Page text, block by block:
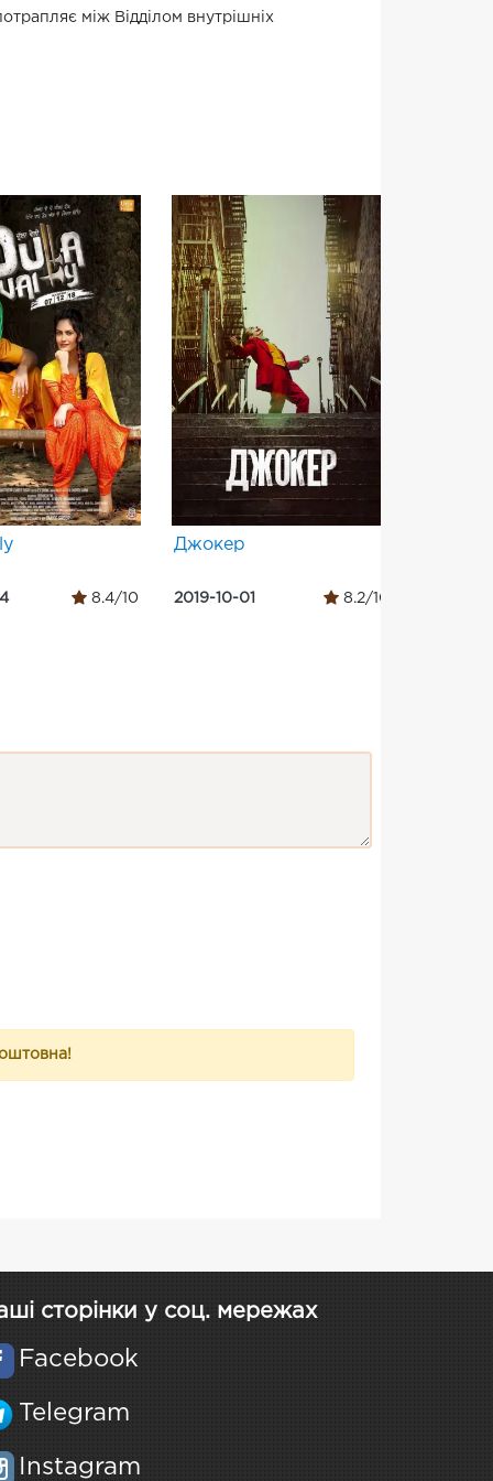
між Відділом внутрішніх
8.4/10
Джокер
2019-10-01 8.2/10
сторінки у соц. мережах
Facebook
Telegram
Instagram